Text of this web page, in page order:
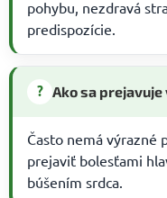
pohybu, nezdravá
predispozície.
? Ako sa
Často nemá výrazné
prejaviť bolesťami
búšením srdca.